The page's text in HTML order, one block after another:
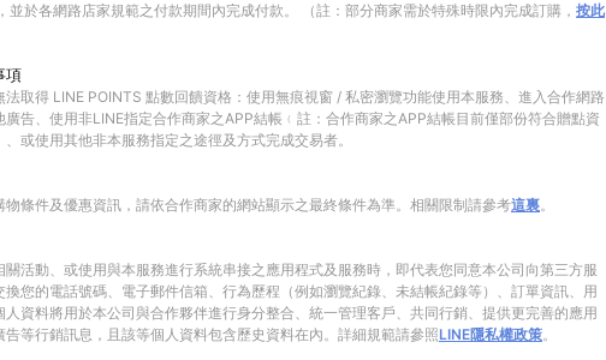
並於各網路店家規範之付款期間內完成付款。 （註：部分商家需於特殊時限內完成訂購， 按此
項
取得 LINE POINTS 點數回饋資格：使用無痕視窗 / 私密瀏覽功能使用本服務、進入合作網路
告、使用非LINE指定合作商家之APP結帳﹙註：合作商家之APP結帳目前僅部份符合贈點資
、或使用其他非本服務指定之途徑及方式完成交易者。
條件及優惠資訊，請依合作商家的網站顯示之最終條件為準。相關限制請參考這裏。
活動、或使用與本服務進行系統串接之應用程式及服務時，即代表您同意本公司向第三方服
您的電話號碼、電子郵件信箱、行為歷程（例如瀏覽紀錄、未結帳紀錄等）、訂單資訊、用
人資料將用於本公司與合作夥伴進行身分整合、統一管理客戶、共同行銷、提供更完善的應用
等行銷訊息，且該等個人資料包含歷史資料在內。詳細規範請參照LINE隱私權政策。